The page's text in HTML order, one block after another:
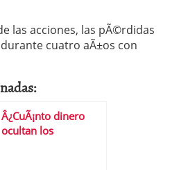
las acciones, las pÃ©rdidas
cuatro aÃ±os con
Â¿CuÃ¡nto dinero
ocultan los